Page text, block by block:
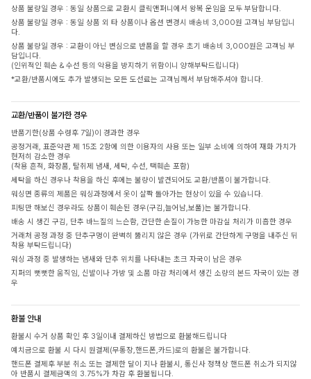
상품 불량일 경우 : 동일 상품으로 교환시 클릭앤퍼니에서 왕복 운임을 모두 부담합니다.
상품 불량일 경우 : 동일 상품 외 타 상품이나 옵션 변경시 배송비 3,000원 고객님 부담입니
다.
상품 불량일 경우 : 교환이 아닌 변심으로 반품을 할 경우 초기 배송비 3,000원은 고객님 부
담입니다.
(인위적인 훼손 & 수선 등의 악용을 방지하기 위함이니 양해부탁드립니다)
*교환/반품시에도 추가 발생되는 모든 도선료는 고객님께서 부담해주셔야 합니다.
교환/반품이 불가한 경우
반품기한(상품 수령후 7일)이 경과한 경우
공정거래, 표준약관 제 15조 2항에 의한 이용자의 사용 또는 일부 소비에 의하여 재화 가치가
현저히 감소한 경우
(착용 흔적, 화장품, 탈취제 냄새, 세탁, 수선, 택훼손 포함)
세탁을 하신 경우나 착용을 하신 후에는 불량이 발견되어도 교환/반품이 불가합니다.
워싱면 종류의 제품은 워싱과정에서 옷이 살짝 돌아가는 현상이 있을 수 있습니다.
피팅만 해보신 경우라도 상품이 훼손된 경우(구김,늘어남,보풀)는 불가합니다.
배송 시 생긴 구김, 단추 바느질의 느슨함, 간단한 손질이 가능한 마감실 처리가 미흡한 경우
거래처 공정 과정 중 단추구멍이 완벽히 뚫리지 않은 경우 (가위로 간단하게 구멍을 내주신 뒤
착용 부탁드립니다)
워싱 과정 중 발생하는 냄새와 단추 위치를 나타내는 초크 자국이 남은 경우
지퍼의 뻣뻣한 움직임, 신발이나 가방 및 소품 마감 처리에서 생긴 소량의 본드 자국이 있는 경
우
환불 안내
환불시 수거 상품 확인 후 3일이내 결제하신 방법으로 환불해드립니다
예치금으로 환불 시 다시 원결제(무통장,핸드폰,카드)로의 환불은 불가합니다.
핸드폰 결제후 부분 취소 또는 결제한 달이 지나 환불시, 통신사 정책상 핸드폰 취소가 되지않
아 반품시 결제금액의 3.75%가 차감 후 환불됩니다.